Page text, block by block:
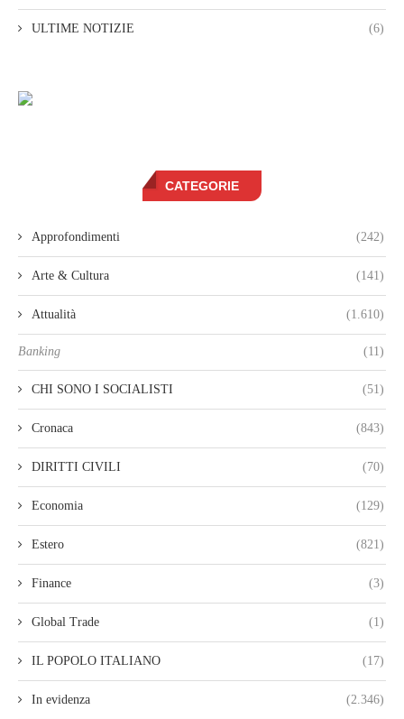
ULTIME NOTIZIE (6)
CATEGORIE
Approfondimenti (242)
Arte & Cultura (141)
Attualità (1.610)
Banking (11)
CHI SONO I SOCIALISTI (51)
Cronaca (843)
DIRITTI CIVILI (70)
Economia (129)
Estero (821)
Finance (3)
Global Trade (1)
IL POPOLO ITALIANO (17)
In evidenza (2.346)